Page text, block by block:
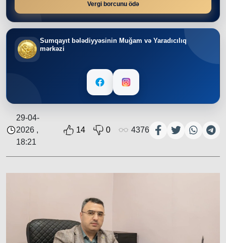
Vergi borcunu ödə
Sumqayıt bələdiyyəsinin Muğam və Yaradıcılıq
mərkəzi
29-04-
2026 ,
18:21
14 0 4376